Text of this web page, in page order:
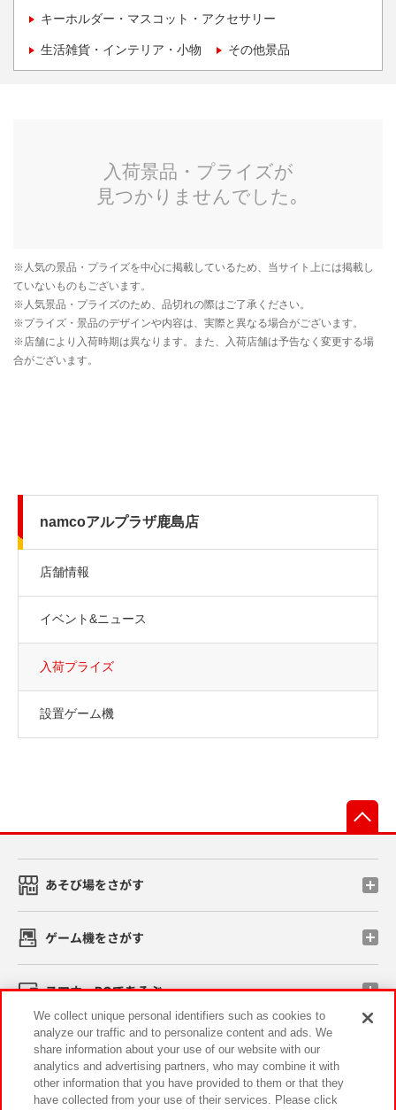
キーホルダー・マスコット・アクセサリー
生活雑貨・インテリア・小物 その他景品
namcoアルプラザ鹿島店
店舗情報
イベント&ニュース
入荷プライズ
設置ゲーム機
あそび場をさがす
ゲーム機をさがす
スマホ・PCであそぶ
イベント・キャンペーン
We collect unique personal identifiers such as cookies to
analyze our traffic and to personalize content and ads. We
share information about your use of our website with our
analytics and advertising partners, who may combine it with
other information that you have provided to them or that they
have collected from your use of their services. Please click